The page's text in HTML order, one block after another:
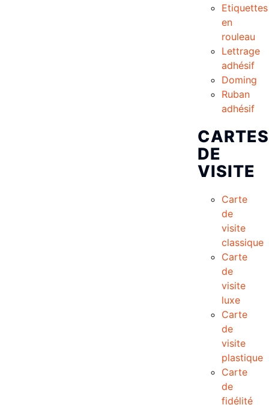
Etiquettes
en
rouleau
Lettrage
adhésif
Doming
Ruban
adhésif
CARTES
DE
VISITE
Carte
de
visite
classique
Carte
de
visite
luxe
Carte
de
visite
plastique
Carte
de
fidélité